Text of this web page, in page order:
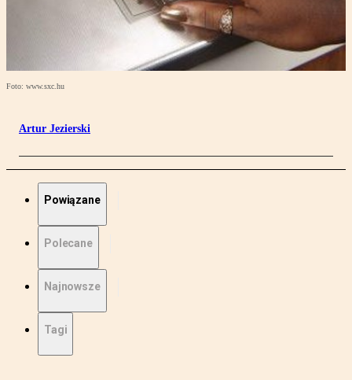
Foto: www.sxc.hu
Artur Jezierski
Powiązane
Polecane
Najnowsze
Tagi